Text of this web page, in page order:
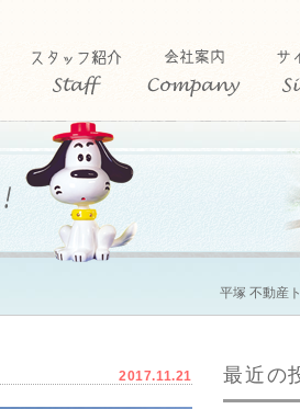
平塚 不動産
2017.11.21 最近の